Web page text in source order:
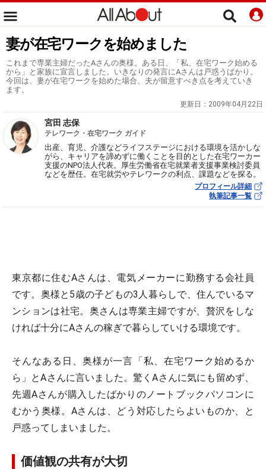
妻が在宅ワークを始めました
これまで専業主婦だったAさんの奥様。ある日、「私、在宅ワーク始める
から」と家族に宣言しました。いきなりの発言にAさんは戸惑うばかり。
今回は、妻が在宅ワークを始めた場合、夫が留意すべき点を考えていき
ます。
更新日： 2009年04月22日
宮田 志保
テレワーク・在宅ワーク ガイド
出産、育児、介護などライフステージにおける環境を活かしな
がら、キャリアを諦めずに働くことを目的とした在宅ワーカー
支援のNPO法人代表。厚生労働省在宅就業者支援事業検討委員
などを歴任。在宅就労やテレワークの利点、課題などを探る。
プロフィール詳細
執筆記事一覧
東京都に住むAさんは、電気メーカーに勤務する会社員
です。奥様と5歳の子どもの3人暮らしで、住んでいるマ
ンションは社宅。奥さんは専業主婦ですが、贅沢をしな
ければ十分にAさんの稼ぎで暮らしていける環境です。
そんなある日、奥様が一言「私、在宅ワーク始めるか
ら」とAさんに言いました。驚くAさんに気にも留めず、
先週Aさんが購入したばかりのノートブックパソコンに
むかう奥様。Aさんは、どう対応したらよいものか、と
戸惑ってしまいました。
価値観の共有が大切